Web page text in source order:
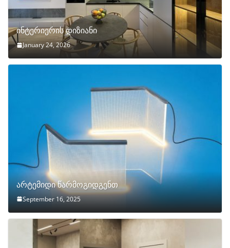
ინტერიერის დიზიანი
January 24, 2026
არტემიდი წარმოგიდგენთ
September 16, 2025